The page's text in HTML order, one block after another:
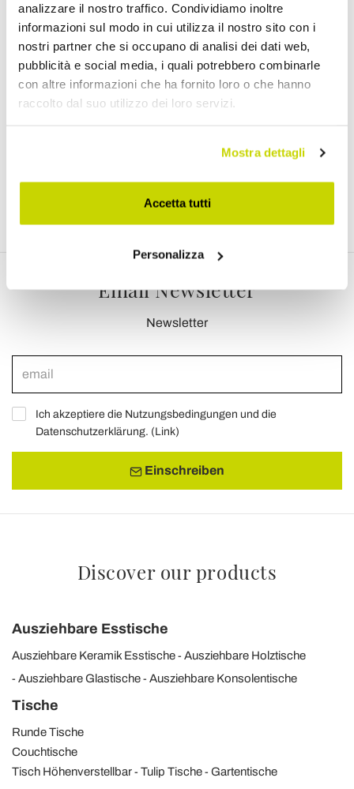
analizzare il nostro traffico. Condividiamo inoltre
informazioni sul modo in cui utilizza il nostro sito con i
nostri partner che si occupano di analisi dei dati web,
pubblicità e social media, i quali potrebbero combinarle
con altre informazioni che ha fornito loro o che hanno
raccolto dal suo utilizzo dei loro servizi.
Mostra dettagli
Accetta tutti
Personalizza
VIADURINI BATHROOM
Modernes handgefertigtes
Aufsatzwaschbecken aus
fossilem Holz, Negrar
VIADURINI BATHROOM
Modernes
Arbeitsplattenwaschbecken
aus natürlich poliertem
Naturteak - Zino
Email Newsletter
Newsletter
Ich akzeptiere die Nutzungsbedingungen und die
Datenschutzerklärung. (Link)
Einschreiben
Discover our products
Ausziehbare Esstische
Ausziehbare Keramik Esstische
Ausziehbare Holztische
Ausziehbare Glastische
Ausziehbare Konsolentische
Tische
Runde Tische
Couchtische
Tisch Höhenverstellbar
Tulip Tische Gartentische